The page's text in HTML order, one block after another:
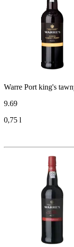
Warre Port king's
9.69
0,75 l